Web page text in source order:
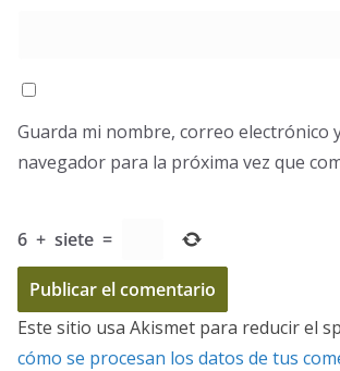
Guarda mi nombre, correo electrónico
navegador para la próxima vez que
6 + siete =
Este sitio usa Akismet para reducir el
cómo se procesan los datos de tus